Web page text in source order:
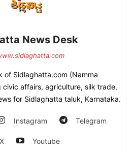
News Desk
of Sidlaghatta.com (Namma
civic affairs, agriculture, silk trade,
for Sidlaghatta taluk, Karnataka.
Instagram Telegram
X Youtube